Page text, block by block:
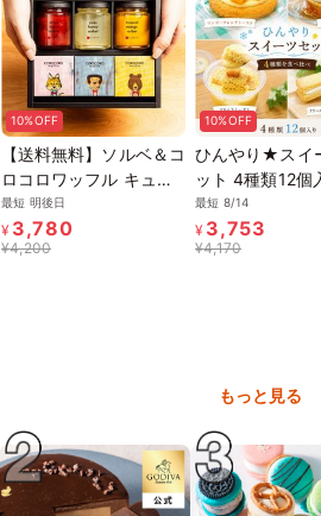
10%OFF
【送料無料】ソルベ＆コ
ロコロワッフル キュー
ブ セット【夏の新作ス
イーツと定番焼き菓子】
お中元2026
最短 明後日
¥ 3,780
¥4,200
10%OFF
ひんやり★スイ
ット 4種類12個
中元2026
最短 8/14
¥ 3,753
¥4,170
もっと見る